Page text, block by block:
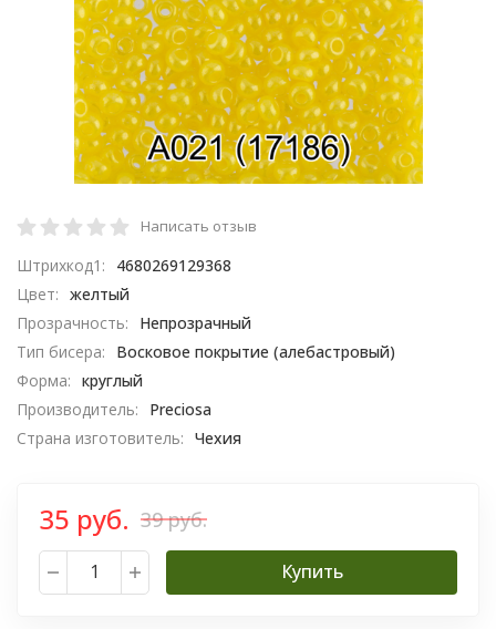
Написать отзыв
Штрихкод1:
4680269129368
Цвет: желтый
Прозрачность:
Непрозрачный
Тип бисера:
Восковое покрытие (алебастровый)
Форма: круглый
Производитель:
Preciosa
Страна изготовитель: Чехия
35 руб. 39 руб.
Купить